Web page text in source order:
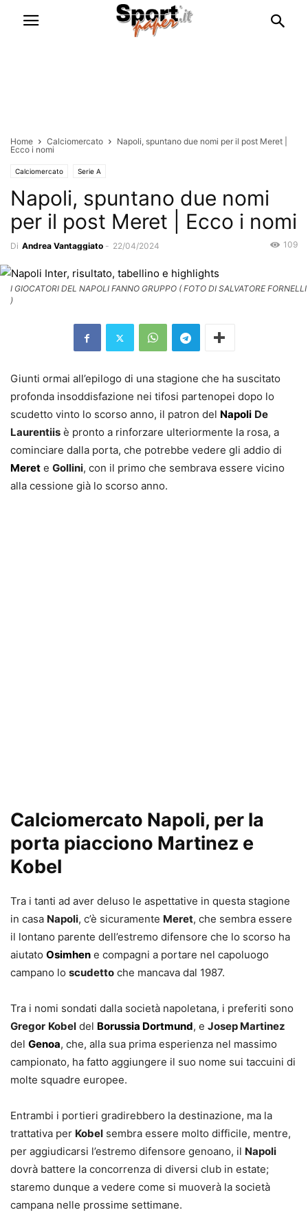
Home Calciomercato
Napoli, spuntano due nomi per il post Meret |
Ecco i nomi
Calciomercato Serie A
Napoli, spuntano due nomi
per il post Meret | Ecco i nomi
Di Andrea Vantaggiato - 22/04/2024 109
I GIOCATORI DEL NAPOLI FANNO GRUPPO ( FOTO DI SALVATORE FORNELLI
)
Giunti ormai all’epilogo di una stagione che ha suscitato
profonda insoddisfazione nei tifosi partenopei dopo lo
scudetto vinto lo scorso anno, il patron del Napoli De
Laurentiis è pronto a rinforzare ulteriormente la rosa, a
cominciare dalla porta, che potrebbe vedere gli addio di
Meret e Gollini, con il primo che sembrava essere vicino
alla cessione già lo scorso anno.
Calciomercato Napoli, per la
porta piacciono Martinez e
Kobel
Tra i tanti ad aver deluso le aspettative in questa stagione
in casa Napoli, c’è sicuramente Meret, che sembra essere
il lontano parente dell’estremo difensore che lo scorso ha
aiutato Osimhen e compagni a portare nel capoluogo
campano lo scudetto che mancava dal 1987.
Tra i nomi sondati dalla società napoletana, i preferiti sono
Gregor Kobel del Borussia Dortmund, e Josep Martinez
del Genoa, che, alla sua prima esperienza nel massimo
campionato, ha fatto aggiungere il suo nome sui taccuini di
molte squadre europee.
Entrambi i portieri gradirebbero la destinazione, ma la
trattativa per Kobel sembra essere molto difficile, mentre,
per aggiudicarsi l’estremo difensore genoano, il Napoli
dovrà battere la concorrenza di diversi club in estate;
staremo dunque a vedere come si muoverà la società
campana nelle prossime settimane.